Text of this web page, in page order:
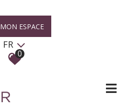
MON ESPACE
FR
0